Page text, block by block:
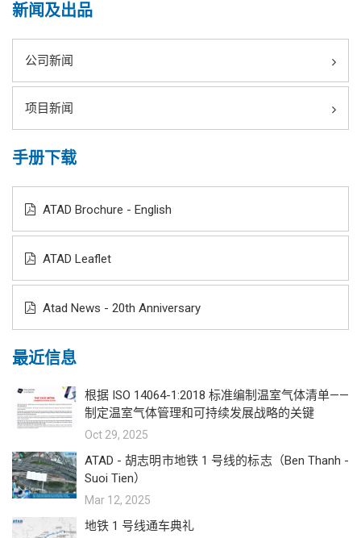
新闻及出品
公司新闻
项目新闻
手册下载
ATAD Brochure - English
ATAD Leaflet
Atad News - 20th Anniversary
最近信息
根据 ISO 14064-1:2018 标准编制温室气体清单——
制定温室气体管理和可持续发展战略的关键
Oct 29, 2025
ATAD - 胡志明市地铁 1 号线的标志（Ben Thanh -
Suoi Tien）
Mar 12, 2025
地铁 1 号线通车典礼